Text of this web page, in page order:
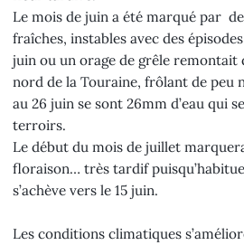
Le mois de juin a été marqué par
fraîches, instables avec des
juin ou un orage de grêle remontait
nord de la Touraine, frôlant de peu
au 26 juin se sont 26mm d’eau qui
terroirs.
Le début du mois de juillet
floraison… très tardif
s’achève vers le 15 juin.
Les conditions climatiques